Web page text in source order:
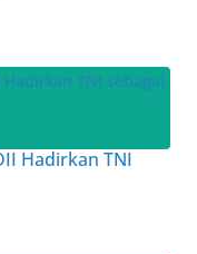
Hadirkan TNI